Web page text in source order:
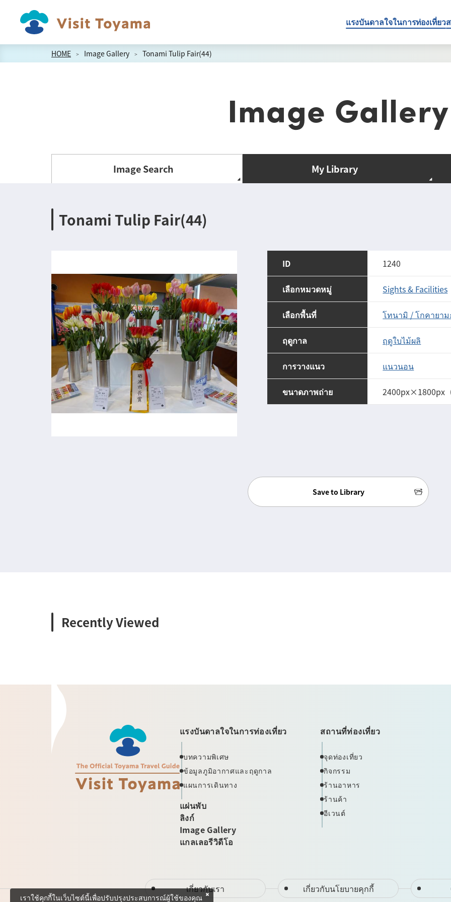
แรงบันดาลใจในการท่องเที่ยว
HOME Image Gallery Tonami Tulip Fair(44)
Image Gallery
Image Search My Library
Tonami Tulip Fair(44)
ID 1240
เลือกหมวดหมู่ Sights & Facilities
เลือกพื้นที่ โทนามิ / โกคายาม
ฤดูกาล ฤดูใบไม้ผลิ
การวางแนว แนวนอน
ขนาดภาพถ่าย 2400px×1800px（
Save to Library
Recently Viewed
แรงบันดาลใจในการท่องเที่ยว
บทความพิเศษ
ข้อมูลภูมิอากาศและฤดูกาล
แผนการเดินทาง
แผ่นพับ
ลิงก์
Image Gallery
แกลเลอรีวิดีโอ
สถานที่ท่องเที่ยว
จุดท่องเที่ยว
กิจกรรม
ร้านอาหาร
ร้านค้า
อีเวนต์
เกี่ยวกับเรา เกี่ยวกับนโยบายคุกกี้
เราใช้คุกกี้ในเว็บไซต์นี้เพื่อปรับปรุงประสบการณ์ผู้ใช้ของคุณ